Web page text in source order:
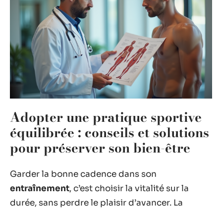
Adopter une pratique sportive
équilibrée : conseils et solutions
pour préserver son bien-être
Garder la bonne cadence dans son
entraînement, c’est choisir la vitalité sur la
durée, sans perdre le plaisir d’avancer. La